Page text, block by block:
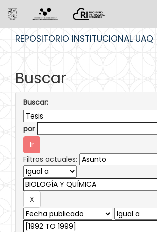
REPOSITORIO INSTITUCIONAL UAQ
Buscar
Buscar:
por
Filtros actuales: